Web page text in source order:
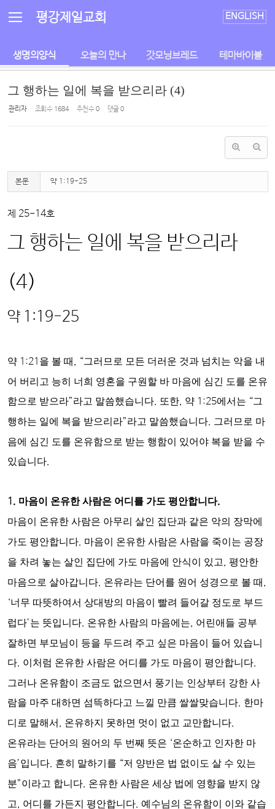
평강제일교회 ENGLISH
생명의양식 오늘의 만나 갓모닝브레드 테마바이블
그 행하는 일에 복을 받으리라 (4)
관리자 조회 수 1684 추천 수0 댓글0
본문 약 1:19-25
제 25-14호
그 행하는 일에 복을 받으리라
(4)
약 1:19-25
약 1:21 을 볼 때 , “그러므로 모든 더러운 것과 넘치는 악을 내
어 버리고 능히 너희 영혼을 구원할 바 마음에 심긴 도를 온유
함으로 받으라”라고 말씀했습니다. 또한, 약 1:25에서는 “그
행하는 일에 복을 받으리라”라고 말씀했습니다. 그러므로 마
음에 심긴 도를 온유함으로 받는 행함이 있어야 복을 받을 수
있습니다.
1. 마음이 온유한 사람은 어디를 가도 평안합니다.
마음이 온유한 사람은 아무리 살인 집단과 같은 악의 장막에
가도 평안합니다. 마음이 온유한 사람은 사람을 죽이는 공장
을 차려 놓는 살인 집단에 가도 마음에 안식이 있고, 평안한
마음으로 살아갑니다. 온유라는 단어를 원어 성경으로 볼 때 ,
‘너무 따뜻하여서 상대방의 마음이 빨려 들어갈 정도로 부드
럽다’는 뜻입니다. 온유한 사람의 마음에는, 어린애들 공부
잘하면 부모님이 등을 두드려 주고 싶은 마음이 들어 있습니
다. 이처럼 온유한 사람은 어디를 가도 마음이 평안합니다.
그러나 온유함이 조금도 없으면서 풍기는 인상부터 강한 사
람을 마주 대하면 섬뜩하다고 느낄 만큼 쌀쌀맞습니다. 한마
디로 말해서 , 온유하지 못하면 멋이 없고 교만합니다.
온유라는 단어의 원어의 두 번째 뜻은 ‘온순하고 인자한 마
음’입니다. 흔히 말하기를 “저 양반은 법 없이도 살 수 있는
분”이라고 합니다. 온유한 사람은 세상 법에 영향을 받지 않
고, 어디를 가든지 평안합니다. 예수님의 온유함이 이와 같습